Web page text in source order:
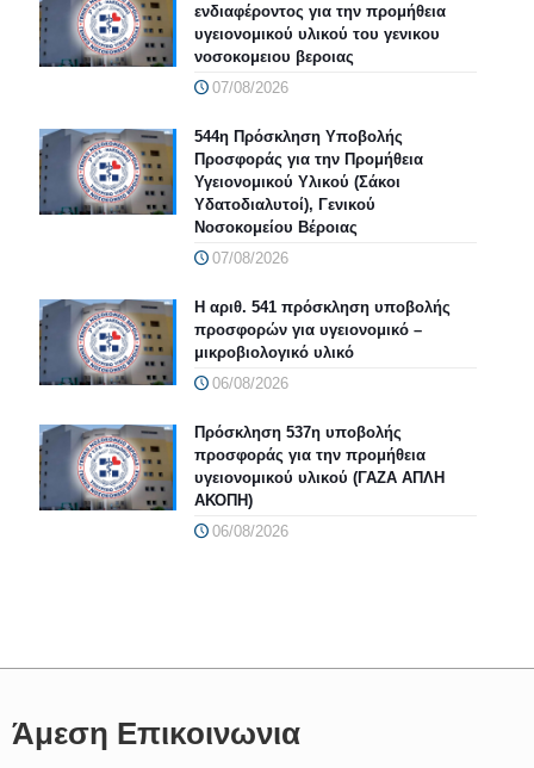
ενδιαφέροντος για την προμήθεια
υγειονομικού υλικού του γενικου
νοσοκομειου βεροιας
07/08/2026
544η Πρόσκληση Υποβολής
Προσφοράς για την Προμήθεια
Υγειονομικού Υλικού (Σάκοι
Υδατοδιαλυτοί), Γενικού
Νοσοκομείου Βέροιας
07/08/2026
Η αριθ. 541 πρόσκληση υποβολής
προσφορών για υγειονομικό –
μικροβιολογικό υλικό
06/08/2026
Πρόσκληση 537η υποβολής
προσφοράς για την προμήθεια
υγειονομικού υλικού (ΓΑΖΑ ΑΠΛΗ
ΑΚΟΠΗ)
06/08/2026
Άμεση Επικοινωνια